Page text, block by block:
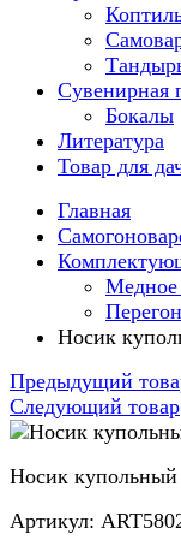
Сувенирная
Бокалы
Литература
Товар для
Главная
Медное
Носик
Предыдущий
Следующий товар
Носик
Артикул: